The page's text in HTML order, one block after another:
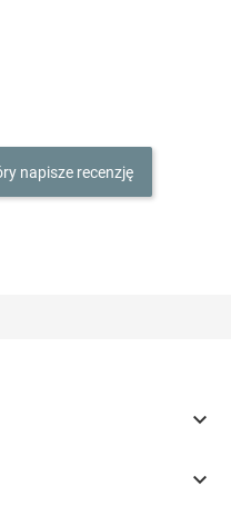
napisze recenzję

keyboard_arrow_down